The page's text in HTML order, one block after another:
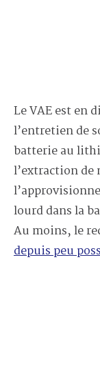
Le VAE est en
l’entretien de
batterie au
l’extraction de
lourd dans la
Au moins, le
depuis peu